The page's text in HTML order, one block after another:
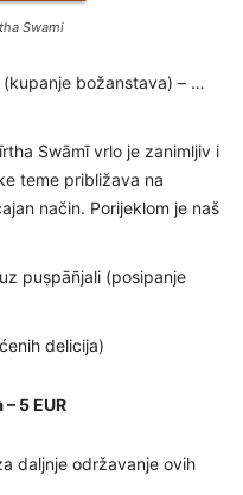
Swami
(kupanje božanstava) – …
Swāmī vrlo je zanimljiv i
teme približava na
način. Porijeklom je naš
puṣpāñjali (posipanje
delicija)
– 5 EUR
daljnje održavanje ovih